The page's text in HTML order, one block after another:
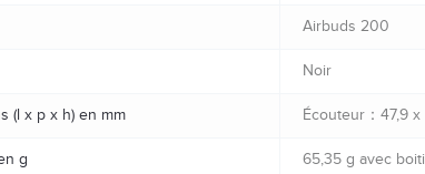
Airbuds 200
Noir
(l x p x h) en mm Écouteur：47,9
g 65,35 g avec